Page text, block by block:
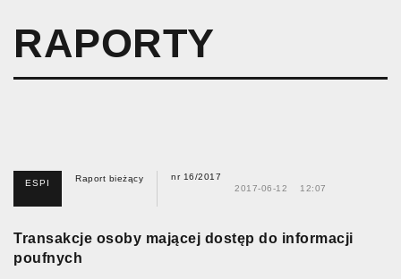
RAPORTY
ESPI Raport bieżący
nr 16/2017
2017-06-12
12:07
Transakcje osoby mającej dostęp do informacji
poufnych